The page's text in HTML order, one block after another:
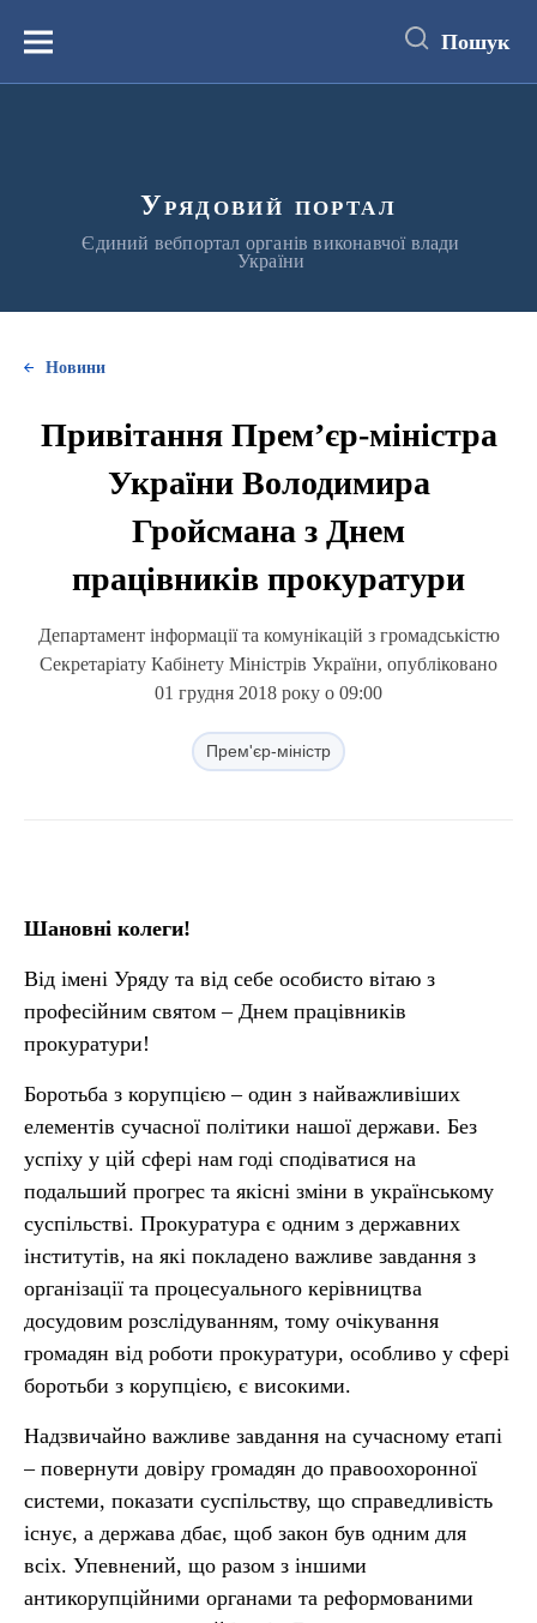
вмістуМеню Пошук
Урядовий портал
Єдиний вебпортал органів виконавчої влади
України
Новини
Привітання Прем’єр-міністра
України Володимира
Гройсмана з Днем
працівників прокуратури
Департамент інформації та комунікацій з громадськістю
Секретаріату Кабінету Міністрів України, опубліковано
01 грудня 2018 року о 09:00
Прем'єр-міністр
Шановні колеги!
Від імені Уряду та від себе особисто вітаю з
професійним святом – Днем працівників
прокуратури!
Боротьба з корупцією – один з найважливіших
елементів сучасної політики нашої держави. Без
успіху у цій сфері нам годі сподіватися на
подальший прогрес та якісні зміни в українському
суспільстві. Прокуратура є одним з державних
інститутів, на які покладено важливе завдання з
організації та процесуального керівництва
досудовим розслідуванням, тому очікування
громадян від роботи прокуратури, особливо у сфері
боротьби з корупцією, є високими.
Надзвичайно важливе завдання на сучасному етапі
– повернути довіру громадян до правоохоронної
системи, показати суспільству, що справедливість
існує, а держава дбає, щоб закон був одним для
всіх. Упевнений, що разом з іншими
антикорупційними органами та реформованими